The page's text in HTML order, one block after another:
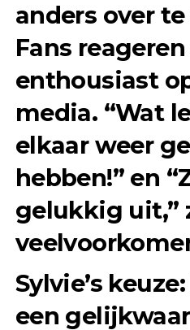
anders over
Fans
enthousiast
media. “Wat
elkaar weer
hebben!” en
gelukkig uit,”
Sylvie’s
een